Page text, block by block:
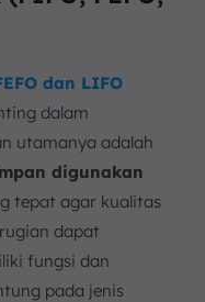
dan LIFO
dalam
utamanya adalah
digunakan
tepat agar kualitas
dapat
fungsi dan
pada jenis